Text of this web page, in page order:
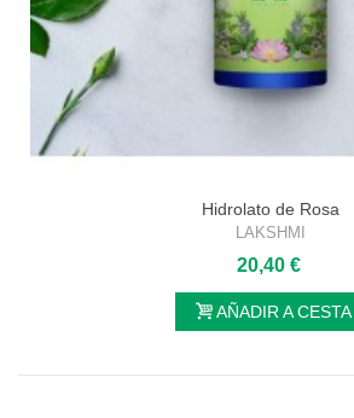
Hidrolato de Rosa
LAKSHMI
20,40 €
AÑADIR A CESTA